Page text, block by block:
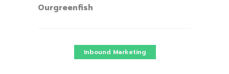
Ourgreenfish
Inbound Marketing